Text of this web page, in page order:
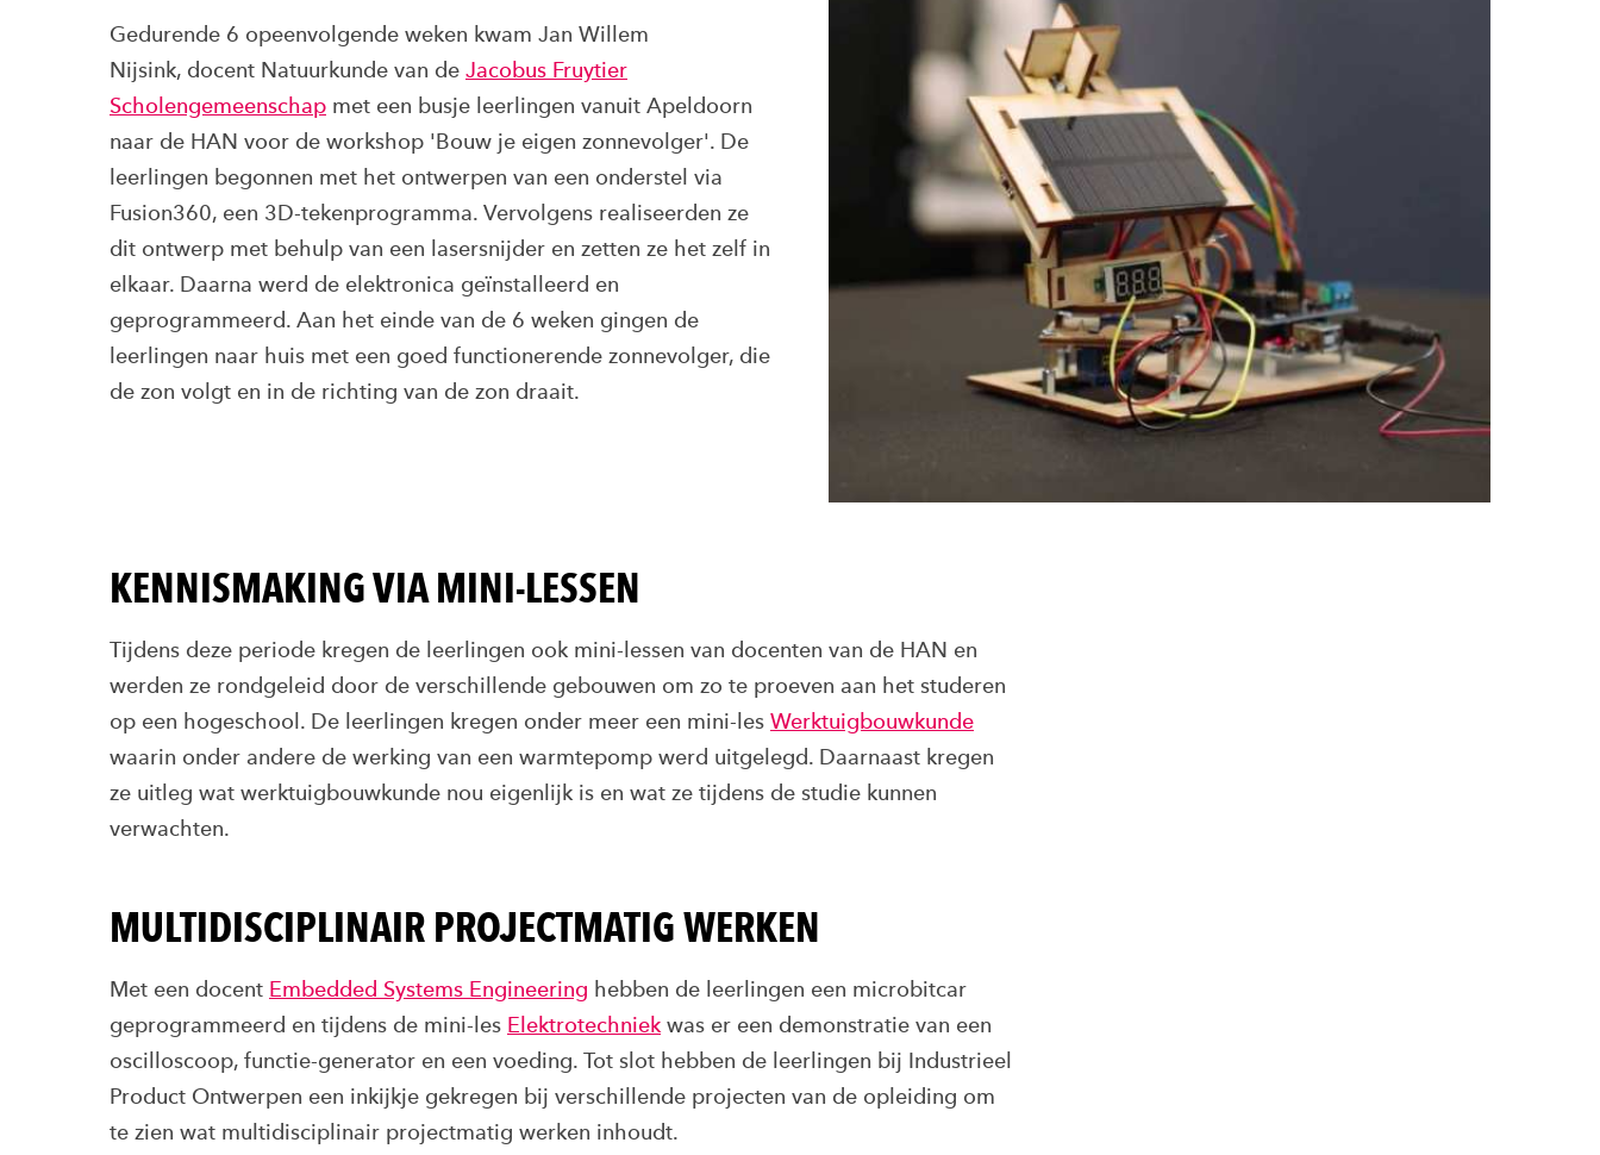
Gedurende 6 opeenvolgende weken kwam Jan Willem
Nijsink, docent Natuurkunde van de Jacobus Fruytier
Scholengemeenschap met een busje leerlingen vanuit Apeldoorn
naar de HAN voor de workshop 'Bouw je eigen zonnevolger'. De
leerlingen begonnen met het ontwerpen van een onderstel via
Fusion360, een 3D-tekenprogramma. Vervolgens realiseerden ze
dit ontwerp met behulp van een lasersnijder en zetten ze het zelf in
elkaar. Daarna werd de elektronica geïnstalleerd en
geprogrammeerd. Aan het einde van de 6 weken gingen de
leerlingen naar huis met een goed functionerende zonnevolger, die
de zon volgt en in de richting van de zon draait.
KENNISMAKING VIA MINI-LESSEN
Tijdens deze periode kregen de leerlingen ook mini-lessen van docenten van de HAN en
werden ze rondgeleid door de verschillende gebouwen om zo te proeven aan het studeren
op een hogeschool. De leerlingen kregen onder meer een mini-les Werktuigbouwkunde
waarin onder andere de werking van een warmtepomp werd uitgelegd. Daarnaast kregen
ze uitleg wat werktuigbouwkunde nou eigenlijk is en wat ze tijdens de studie kunnen
verwachten.
MULTIDISCIPLINAIR PROJECTMATIG WERKEN
Met een docent Embedded Systems Engineering hebben de leerlingen een microbitcar
geprogrammeerd en tijdens de mini-les Elektrotechniek was er een demonstratie van een
oscilloscoop, functie-generator en een voeding. Tot slot hebben de leerlingen bij Industrieel
Product Ontwerpen een inkijkje gekregen bij verschillende projecten van de opleiding om
te zien wat multidisciplinair projectmatig werken inhoudt.